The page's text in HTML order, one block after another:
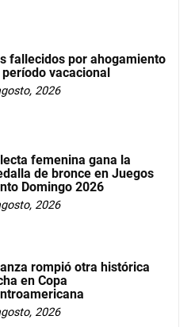
fallecidos por ahogamiento
vacacional
2026
femenina gana la
de bronce en Juegos
Domingo 2026
2026
rompió otra histórica
en Copa
2026